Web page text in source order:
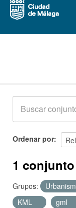
Acerca de
Ordenar por
1
Grupos:
KML
gml